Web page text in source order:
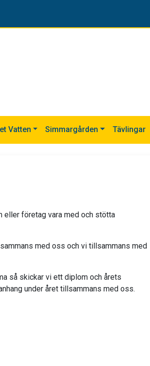
Vatten Simmargården Tävlingar
eller företag vara med och stötta
med oss och vi tillsammans med
så skickar vi ett diplom och årets
under året tillsammans med oss.